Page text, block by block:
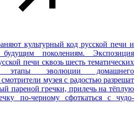
культурный код русской печи и
поколениям. Экспозиция
печи сквозь шесть тематических
этапы эволюции домашнего
музея с радостью разрешат
пареной гречки, прилечь на тёплую
по-черному сфоткаться с чудо-